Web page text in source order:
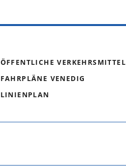
ÖFFENTLICHE VERKEHRSMITTEL
FAHRPLÄNE VENEDIG
LINIENPLAN